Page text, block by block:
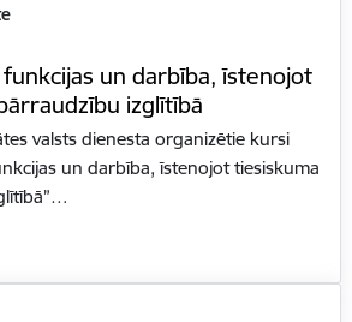
funkcijas un darbība, īstenojot
izglītībā
valsts dienesta organizētie kursi
un darbība, īstenojot tiesiskuma